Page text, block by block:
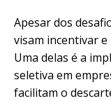
Apesar dos
visam incentivar
Uma delas é a
seletiva em
facilitam o